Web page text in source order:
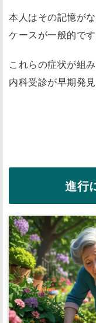
本人はその記憶が
ケースが一般的です
これらの症状が組
内科受診が早期発
進行